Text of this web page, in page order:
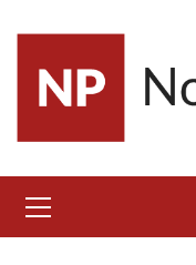
content
Menu